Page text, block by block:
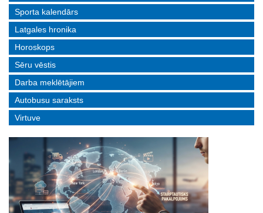
Sporta kalendārs
Latgales hronika
Horoskops
Sēru vēstis
Darba meklētājiem
Autobusu saraksts
Virtuve